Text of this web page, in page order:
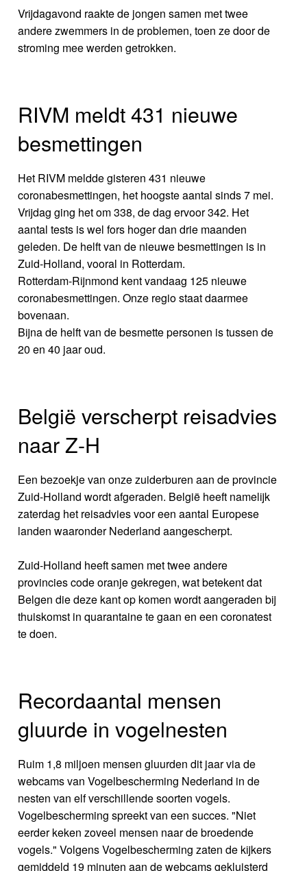
Vrijdagavond raakte de jongen samen met twee
andere zwemmers in de problemen, toen ze door de
stroming mee werden getrokken.
RIVM meldt 431 nieuwe
besmettingen
Het RIVM meldde gisteren 431 nieuwe
coronabesmettingen, het hoogste aantal sinds 7 mei.
Vrijdag ging het om 338, de dag ervoor 342. Het
aantal tests is wel fors hoger dan drie maanden
geleden. De helft van de nieuwe besmettingen is in
Zuid-Holland, vooral in Rotterdam.
Rotterdam-Rijnmond kent vandaag 125 nieuwe
coronabesmettingen. Onze regio staat daarmee
bovenaan.
Bijna de helft van de besmette personen is tussen de
20 en 40 jaar oud.
België verscherpt reisadvies
naar Z-H
Een bezoekje van onze zuiderburen aan de provincie
Zuid-Holland wordt afgeraden. België heeft namelijk
zaterdag het reisadvies voor een aantal Europese
landen waaronder Nederland aangescherpt.
Zuid-Holland heeft samen met twee andere
provincies code oranje gekregen, wat betekent dat
Belgen die deze kant op komen wordt aangeraden bij
thuiskomst in quarantaine te gaan en een coronatest
te doen.
Recordaantal mensen
gluurde in vogelnesten
Ruim 1,8 miljoen mensen gluurden dit jaar via de
webcams van Vogelbescherming Nederland in de
nesten van elf verschillende soorten vogels.
Vogelbescherming spreekt van een succes. "Niet
eerder keken zoveel mensen naar de broedende
vogels." Volgens Vogelbescherming zaten de kijkers
gemiddeld 19 minuten aan de webcams gekluisterd